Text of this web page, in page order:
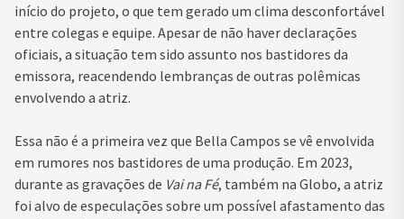
início do projeto, o que tem gerado um clima desconfortável
entre colegas e equipe. Apesar de não haver declarações
oficiais, a situação tem sido assunto nos bastidores da
emissora, reacendendo lembranças de outras polêmicas
envolvendo a atriz.
Essa não é a primeira vez que Bella Campos se vê envolvida
em rumores nos bastidores de uma produção. Em 2023,
durante as gravações de Vai na Fé, também na Globo, a atriz
foi alvo de especulações sobre um possível afastamento das